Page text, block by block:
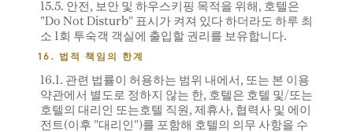
15.5. 안전, 보안 및 하우스키핑 목적을 위해, 호텔은
"Do Not Disturb" 표시가 켜져 있다 하더라도 하루 최
소 1회 투숙객 객실에 출입할 권리를 보유합니다.
16. 법적 책임의 한계
16.1. 관련 법률이 허용하는 범위 내에서, 또는 본 이용
약관에서 별도로 정하지 않는 한, 호텔은 호텔 및/또는
호텔의 대리인 또는호텔 직원, 제휴사, 협력사 및 에이
전트(이후 "대리인")를 포함해 호텔의 의무 사항을 수